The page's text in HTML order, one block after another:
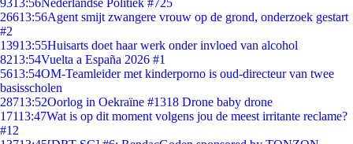
9313:56Nederlandse Politiek #725
26613:56Agent smijt zwangere vrouw op de grond, onderzoek gestart
#2
13913:55Huisarts doet haar werk onder invloed van alcohol
8213:54Vuelta a España 2026 #1
5613:54OM-Teamleider met kinderporno is oud-directeur van twee
basisscholen
28713:52Oorlog in Oekraïne #1318 Drone baby drone
17113:47Wat is op dit moment volgens jou de meest irritante reclame?
#12